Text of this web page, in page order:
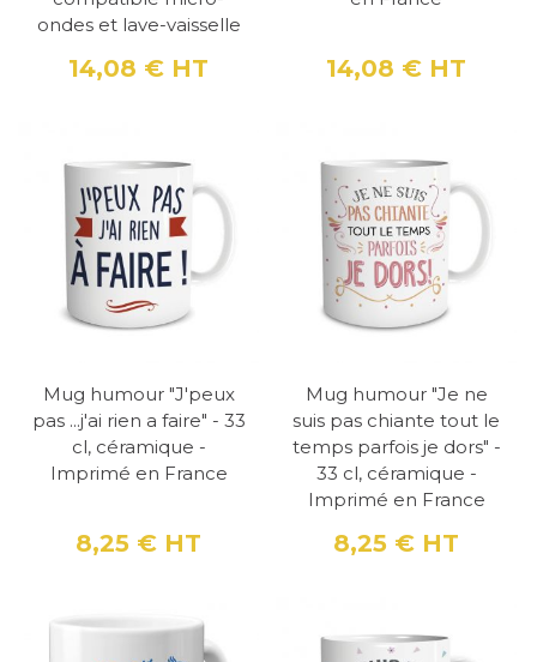
ondes et lave-vaisselle
Prix
14,08 € HT Prix
14,08 € HT
Mug humour "J'peux
pas ...j'ai rien a faire" - 33
cl, céramique -
Imprimé en France
Prix
8,25 € HT
Mug humour "Je ne
suis pas chiante tout le
temps parfois je dors" -
33 cl, céramique -
Imprimé en France
Prix
8,25 € HT